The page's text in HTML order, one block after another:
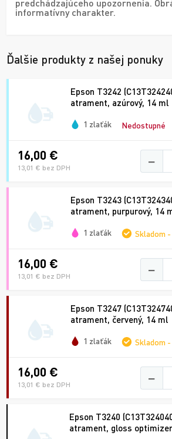
predchádzajúceho upozornenia.
informatívny charakter.
Ďalšie produkty z našej ponuky
Epson T3242
atrament, azúrový, 14 ml
1 zlaťák Nedostupné
16,00 €
13,01 € bez DPH −
Epson T3243
atrament, purpurový, 14
1 zlaťák Skladom
16,00 €
13,01 € bez DPH −
Epson T3247
atrament, červený, 14 ml
1 zlaťák Skladom
16,00 €
13,01 € bez DPH −
Epson T3240
atrament, gloss